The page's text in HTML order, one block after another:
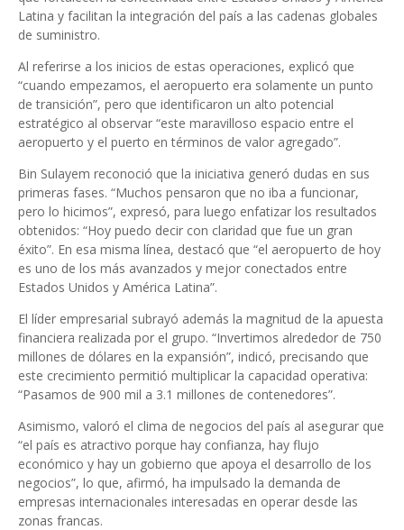
Latina y facilitan la integración del país a las cadenas globales
de suministro.
Al referirse a los inicios de estas operaciones, explicó que
“cuando empezamos, el aeropuerto era solamente un punto
de transición”, pero que identificaron un alto potencial
estratégico al observar “este maravilloso espacio entre el
aeropuerto y el puerto en términos de valor agregado”.
Bin Sulayem reconoció que la iniciativa generó dudas en sus
primeras fases. “Muchos pensaron que no iba a funcionar,
pero lo hicimos”, expresó, para luego enfatizar los resultados
obtenidos: “Hoy puedo decir con claridad que fue un gran
éxito”. En esa misma línea, destacó que “el aeropuerto de hoy
es uno de los más avanzados y mejor conectados entre
Estados Unidos y América Latina”.
El líder empresarial subrayó además la magnitud de la apuesta
financiera realizada por el grupo. “Invertimos alrededor de 750
millones de dólares en la expansión”, indicó, precisando que
este crecimiento permitió multiplicar la capacidad operativa:
“Pasamos de 900 mil a 3.1 millones de contenedores”.
Asimismo, valoró el clima de negocios del país al asegurar que
“el país es atractivo porque hay confianza, hay flujo
económico y hay un gobierno que apoya el desarrollo de los
negocios”, lo que, afirmó, ha impulsado la demanda de
empresas internacionales interesadas en operar desde las
zonas francas.